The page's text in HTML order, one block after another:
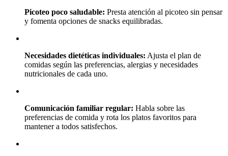
Picoteo poco saludable: Presta atención al picoteo sin pensar
y fomenta opciones de snacks equilibradas.
Necesidades dietéticas individuales: Ajusta el plan de
comidas según las preferencias, alergias y necesidades
nutricionales de cada uno.
Comunicación familiar regular: Habla sobre las
preferencias de comida y rota los platos favoritos para
mantener a todos satisfechos.